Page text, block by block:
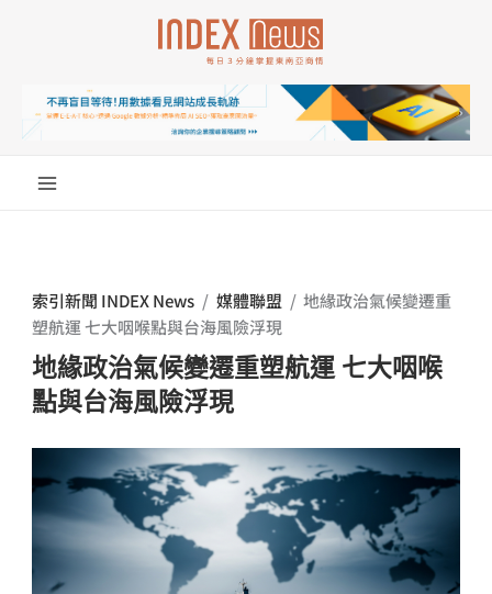
索引新聞 INDEX News / 媒體聯盟 / 地緣政治氣候變遷重
塑航運 七大咽喉點與台海風險浮現
地緣政治氣候變遷重塑航運 七大咽喉
點與台海風險浮現